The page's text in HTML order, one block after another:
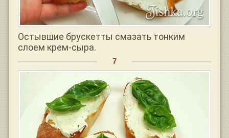
Остывшие брускетты смазать тонким
слоем крем-сыра.